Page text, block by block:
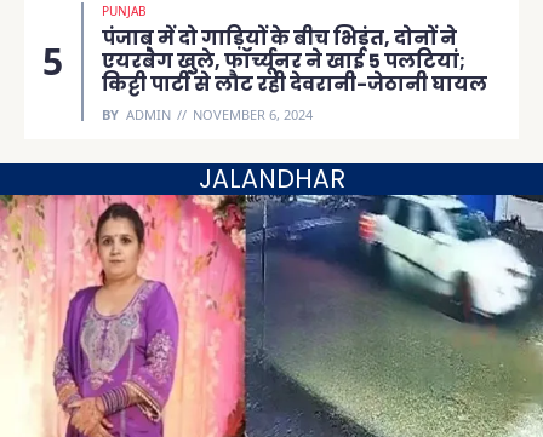
PUNJAB
पंजाब में दो गाड़ियों के बीच भिड़ंत, दोनों ने
एयरबैग खुले, फॉर्च्यूनर ने खाई 5 पलटियां;
किट्टी पार्टी से लौट रही देवरानी-जेठानी घायल
BY ADMIN NOVEMBER 6, 2024
JALANDHAR